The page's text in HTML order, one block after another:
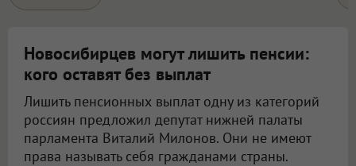
Новосибирцев могут лишить пенсии:
кого оставят без выплат
Лишить пенсионных выплат одну из категорий
россиян предложил депутат нижней палаты
парламента Виталий Милонов. Они не имеют
права называть себя гражданами страны.